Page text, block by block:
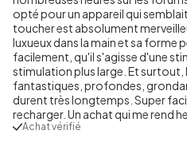
opté pour un appareil qui
toucher est absolument
luxueux dans la main et sa forme
facilement, qu'il s'agisse d'une
stimulation plus large. Et surtout,
fantastiques, profondes,
durent très longtemps. Super
recharger. Un achat qui me rend
Achat vérifié